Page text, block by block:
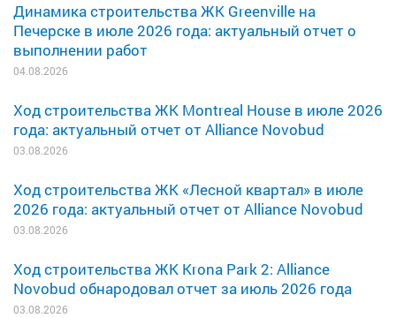
Динамика строительства ЖК Greenville на
Печерске в июле 2026 года: актуальный отчет о
выполнении работ
04.08.2026
Ход строительства ЖК Montreal House в июле 2026
года: актуальный отчет от Alliance Novobud
03.08.2026
Ход строительства ЖК «Лесной квартал» в июле
2026 года: актуальный отчет от Alliance Novobud
03.08.2026
Ход строительства ЖК Krona Park 2: Alliance
Novobud обнародовал отчет за июль 2026 года
03.08.2026